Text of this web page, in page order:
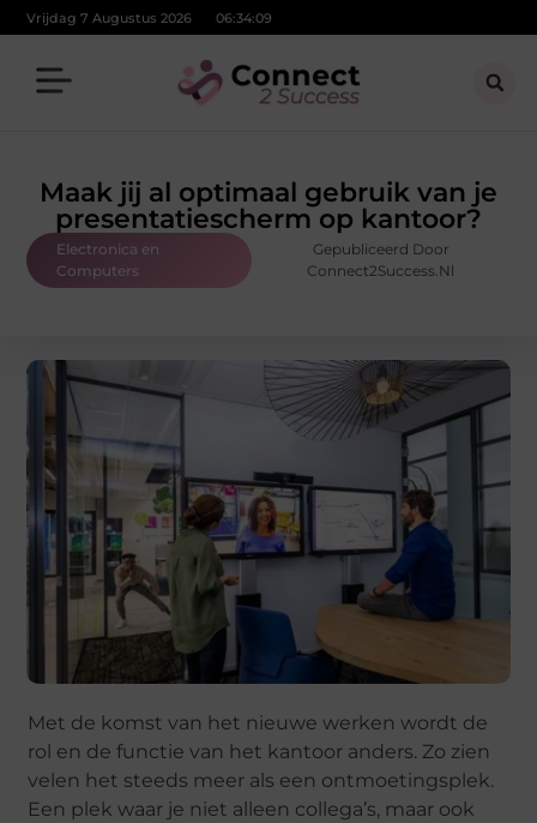
Vrijdag 7 Augustus 2026 06:34:10
Maak jij al optimaal gebruik van je
presentatiescherm op kantoor?
Electronica en
Computers
Gepubliceerd Door
Connect2Success.nl
Met de komst van het nieuwe werken wordt de
rol en de functie van het kantoor anders. Zo zien
velen het steeds meer als een ontmoetingsplek.
Een plek waar je niet alleen collega’s, maar ook